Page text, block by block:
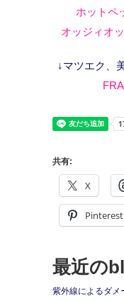
ホットペ
オッジィオ
↓マツエク、
共有:
X
Pinterest
最近の
紫外線によるダメ